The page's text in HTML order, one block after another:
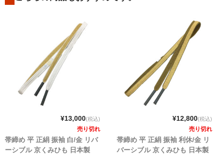
¥13,000(税込)
売り切れ
帯締め 平 正絹 振袖 白/金 リバ
ーシブル 京くみひも 日本製
¥12,800(税込)
売り切れ
帯締め 平 正絹 振袖 利休/金 リ
バーシブル 京くみひも 日本製